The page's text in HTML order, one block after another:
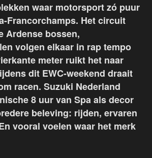
waar motorsport zó puur
Francorchamps. Het circuit
Ardense bossen,
volgen elkaar in rap tempo
meter ruikt het naar
dit EWC-weekend draait
racen. Suzuki Nederland
8 uur van Spa als decor
beleving: rijden, ervaren
vooral voelen waar het merk